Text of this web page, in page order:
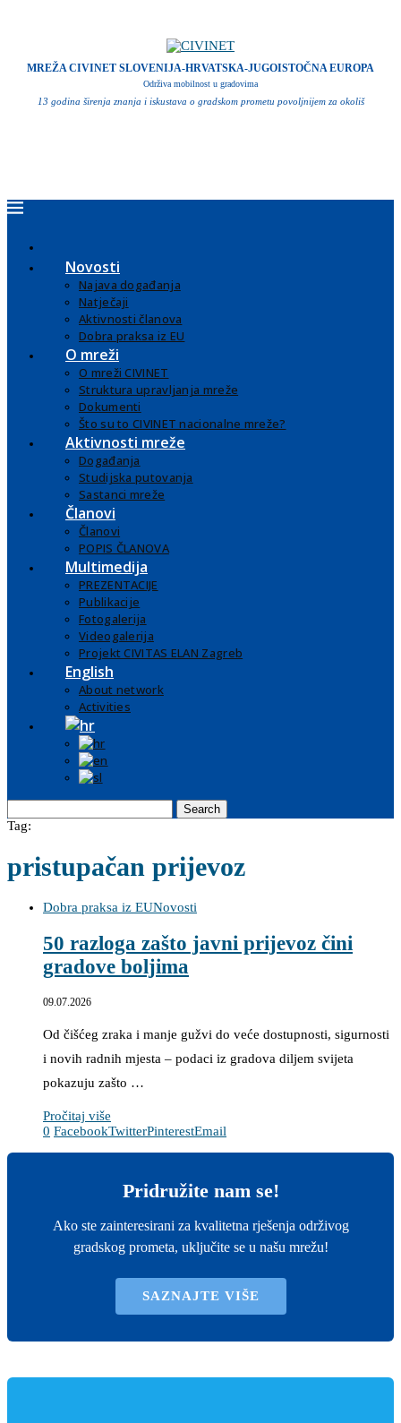
MREŽA CIVINET SLOVENIJA-HRVATSKA-JUGOISTOČNA EUROPA
Održiva mobilnost u gradovima
13 godina širenja znanja i iskustava o gradskom prometu povoljnijem za okoliš
Novosti
Najava događanja
Natječaji
Aktivnosti članova
Dobra praksa iz EU
O mreži
O mreži CIVINET
Struktura upravljanja mreže
Dokumenti
Što su to CIVINET nacionalne mreže?
Aktivnosti mreže
Događanja
Studijska putovanja
Sastanci mreže
Članovi
Članovi
POPIS ČLANOVA
Multimedija
PREZENTACIJE
Publikacije
Fotogalerija
Videogalerija
Projekt CIVITAS ELAN Zagreb
English
About network
Activities
Search
Tag:
pristupačan prijevoz
Dobra praksa iz EUNovosti
50 razloga zašto javni prijevoz čini
gradove boljima
09.07.2026
Od čišćeg zraka i manje gužvi do veće dostupnosti, sigurnosti
i novih radnih mjesta – podaci iz gradova diljem svijeta
pokazuju zašto …
Pročitaj više
0 FacebookTwitterPinterestEmail
Pridružite nam se!
Ako ste zainteresirani za kvalitetna rješenja održivog
gradskog prometa, uključite se u našu mrežu!
SAZNAJTE VIŠE